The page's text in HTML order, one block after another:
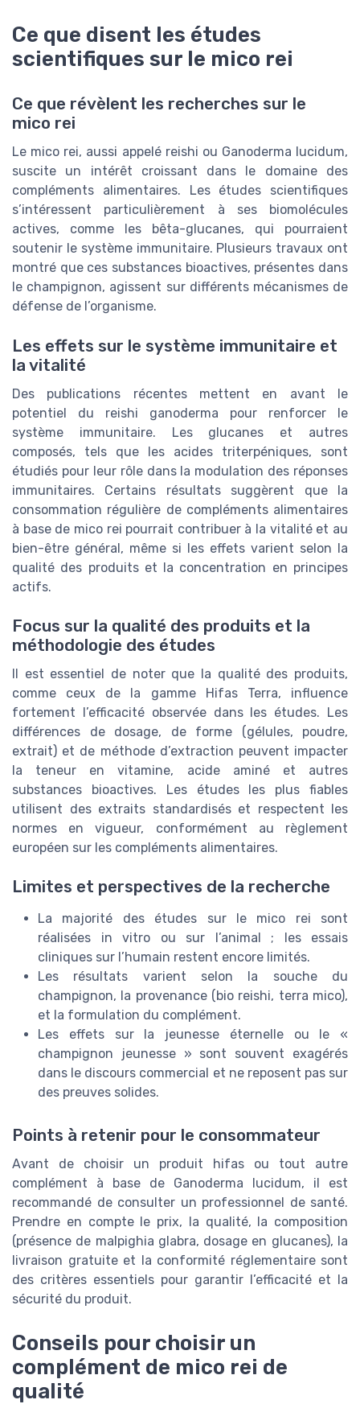
Ce que disent les études
scientifiques sur le mico rei
Ce que révèlent les recherches sur le
mico rei
Le mico rei, aussi appelé reishi ou Ganoderma lucidum,
suscite un intérêt croissant dans le domaine des
compléments alimentaires. Les études scientifiques
s’intéressent particulièrement à ses biomolécules
actives, comme les bêta-glucanes, qui pourraient
soutenir le système immunitaire. Plusieurs travaux ont
montré que ces substances bioactives, présentes dans
le champignon, agissent sur différents mécanismes de
défense de l’organisme.
Les effets sur le système immunitaire et
la vitalité
Des publications récentes mettent en avant le
potentiel du reishi ganoderma pour renforcer le
système immunitaire. Les glucanes et autres
composés, tels que les acides triterpéniques, sont
étudiés pour leur rôle dans la modulation des réponses
immunitaires. Certains résultats suggèrent que la
consommation régulière de compléments alimentaires
à base de mico rei pourrait contribuer à la vitalité et au
bien-être général, même si les effets varient selon la
qualité des produits et la concentration en principes
actifs.
Focus sur la qualité des produits et la
méthodologie des études
Il est essentiel de noter que la qualité des produits,
comme ceux de la gamme Hifas Terra, influence
fortement l’efficacité observée dans les études. Les
différences de dosage, de forme (gélules, poudre,
extrait) et de méthode d’extraction peuvent impacter
la teneur en vitamine, acide aminé et autres
substances bioactives. Les études les plus fiables
utilisent des extraits standardisés et respectent les
normes en vigueur, conformément au règlement
européen sur les compléments alimentaires.
Limites et perspectives de la recherche
La majorité des études sur le mico rei sont
réalisées in vitro ou sur l’animal ; les essais
cliniques sur l’humain restent encore limités.
Les résultats varient selon la souche du
champignon, la provenance (bio reishi, terra mico),
et la formulation du complément.
Les effets sur la jeunesse éternelle ou le «
champignon jeunesse » sont souvent exagérés
dans le discours commercial et ne reposent pas sur
des preuves solides.
Points à retenir pour le consommateur
Avant de choisir un produit hifas ou tout autre
complément à base de Ganoderma lucidum, il est
recommandé de consulter un professionnel de santé.
Prendre en compte le prix, la qualité, la composition
(présence de malpighia glabra, dosage en glucanes), la
livraison gratuite et la conformité réglementaire sont
des critères essentiels pour garantir l’efficacité et la
sécurité du produit.
Conseils pour choisir un
complément de mico rei de
qualité